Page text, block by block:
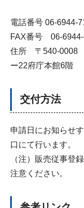
電話番号 06-6944-
FAX番号 06-6944-
住所 〒540-0008
ー22府庁本館6階
交付方法
申請日にお知らせ
口にて行います。
（注）販売従事登
注意ください。